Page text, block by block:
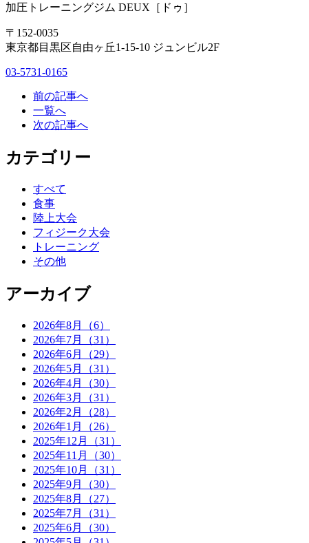
加圧トレーニングジム DEUX［ドゥ］
〒152-0035
東京都目黒区自由ヶ丘1-15-10 ジュンビル2F
03-5731-0165
前の記事へ
一覧へ
次の記事へ
カテゴリー
すべて
食事
陸上大会
フィジーク大会
トレーニング
その他
アーカイブ
2026年8月（6）
2026年7月（31）
2026年6月（29）
2026年5月（31）
2026年4月（30）
2026年3月（31）
2026年2月（28）
2026年1月（26）
2025年12月（31）
2025年11月（30）
2025年10月（31）
2025年9月（30）
2025年8月（27）
2025年7月（31）
2025年6月（30）